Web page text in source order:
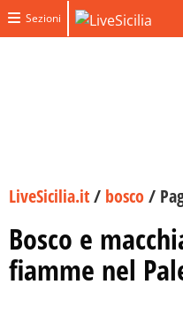
Sezioni
LiveSicilia.it/ bosco/
Bosco e
fiamme nel